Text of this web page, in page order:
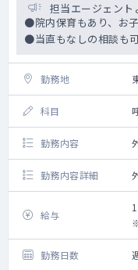
担当エージェント
●院内保育もあり、お
●当直もなしの相談も可
勤務地
科目
勤務内容
勤務内容詳細
給与
勤務日数